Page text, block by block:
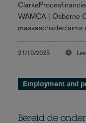
WAMCA | Osborne
massaschadeclaims
21/10/2025
Employment and
Bereid de